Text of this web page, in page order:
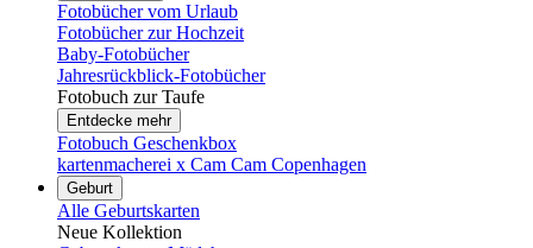
Fotobücher vom Urlaub
Fotobücher zur Hochzeit
Baby-Fotobücher
Jahresrückblick-Fotobücher
Fotobuch zur Taufe
Entdecke mehr
Fotobuch Geschenkbox
kartenmacherei x Cam Cam Copenhagen
Geburt
Alle Geburtskarten
Neue Kollektion